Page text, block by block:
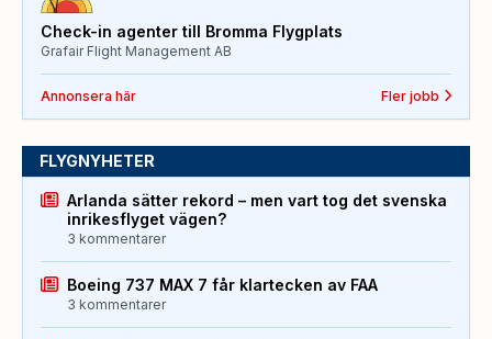
Check-in agenter till Bromma Flygplats
Grafair Flight Management AB
Annonsera här Fler jobb
FLYGNYHETER
Arlanda sätter rekord – men vart tog det svenska
inrikesflyget vägen?
3 kommentarer
Boeing 737 MAX 7 får klartecken av FAA
3 kommentarer